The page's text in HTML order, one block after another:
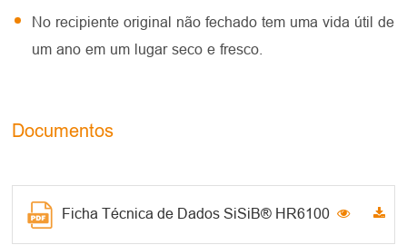
No recipiente original não fechado tem uma vida útil de
um ano em um lugar seco e fresco.
Documentos
Ficha Técnica de Dados SiSiB® HR6100